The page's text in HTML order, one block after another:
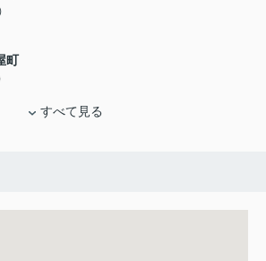
町
すべて見る